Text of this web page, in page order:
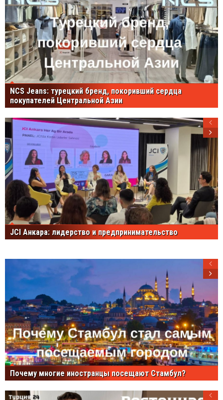
NCS Jeans: турецкий бренд, покоривший сердца
покупателей Центральной Азии
JCI Анкара: лидерство и предпринимательство
Почему многие иностранцы посещают Стамбул?